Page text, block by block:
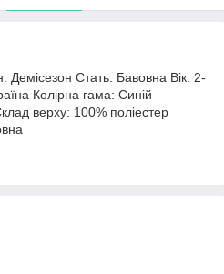
Демісезон Стать: Бавовна Вік: 2-
Колірна гама: Синій
верху: 100% поліестер